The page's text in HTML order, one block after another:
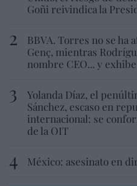
Goñi reivindica la
BBVA. Torres no se ha
Genç, mientras
nombre CEO... y
Yolanda Díaz, el
Sánchez, escaso en
internacional: se
de la OIT
México: asesinato en